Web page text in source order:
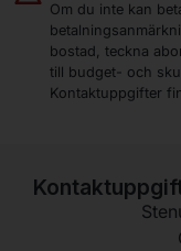
Om du inte kan
bostad, teckna
till budget- och
Kontaktuppgifter